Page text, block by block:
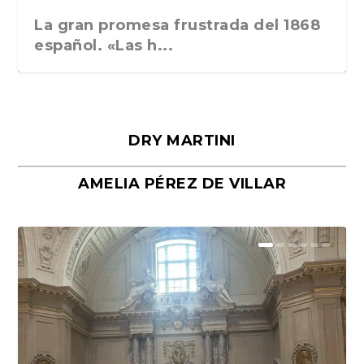
La gran promesa frustrada del 1868
español. «Las h...
Málaga, verso en azul, de Rafael
Porras y Salvador...
«La cocina hebrea. Alimentación
del pueblo judío e...
DRY MARTINI
AMELIA PÉREZ DE VILLAR